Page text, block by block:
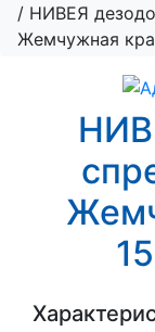
/ НИВЕЯ
Жемчужная